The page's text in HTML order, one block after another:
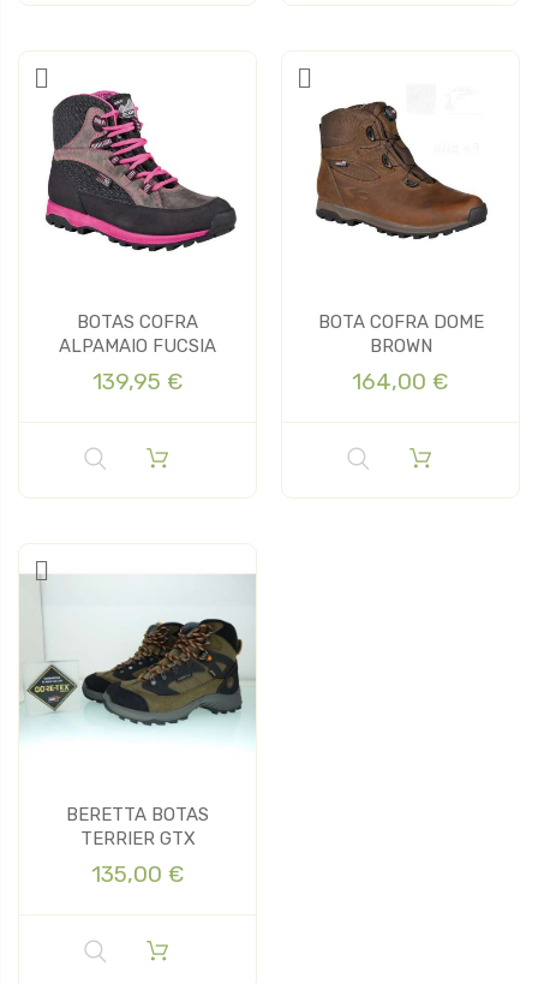
BOTAS COFRA
ALPAMAIO FUCSIA
139,95 €
BOTA COFRA DOME
BROWN
164,00 €
BERETTA BOTAS
TERRIER GTX
135,00 €